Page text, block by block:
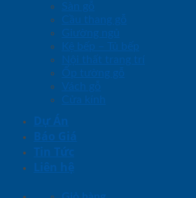
Sàn gỗ
Cầu thang gỗ
Giường ngủ
Kệ bếp – Tủ bếp
Nội thất trang trí
Ốp tường gỗ
Vách gỗ
Cửa kính
Dự Án
Báo Giá
Tin Tức
Liên hệ